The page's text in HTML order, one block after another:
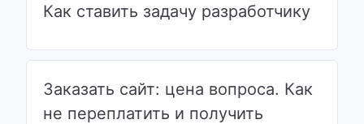
Как ставить задачу разработчику
Заказать сайт: цена вопроса. Как
не переплатить и получить